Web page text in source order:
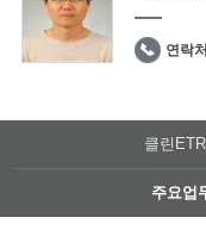
연락처
클린ETRI
주요업